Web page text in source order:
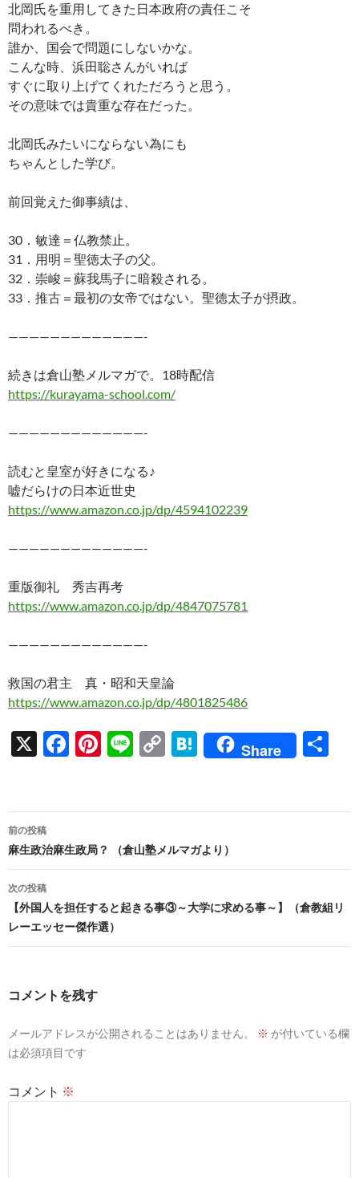
北岡氏を重用してきた日本政府の責任こそ
問われるべき。
誰か、国会で問題にしないかな。
こんな時、浜田聡さんがいれば
すぐに取り上げてくれただろうと思う。
その意味では貴重な存在だった。
北岡氏みたいにならない為にも
ちゃんとした学び。
前回覚えた御事績は、
30．敏達＝仏教禁止。
31．用明＝聖徳太子の父。
32．崇峻＝蘇我馬子に暗殺される。
33．推古＝最初の女帝ではない。聖徳太子が摂政。
—————————————-
続きは倉山塾メルマガで。18時配信
https://kurayama-school.com/
—————————————-
読むと皇室が好きになる♪
嘘だらけの日本近世史
https://www.amazon.co.jp/dp/4594102239
—————————————-
重版御礼 秀吉再考
https://www.amazon.co.jp/dp/4847075781
—————————————-
救国の君主 真・昭和天皇論
https://www.amazon.co.jp/dp/4801825486
X
F
b
o
o
k
Pi
es
t
Li
C
y
Li
n
k
H
n
a
Share
投
稿
ナ
ビ
ゲ
シ
ン
前の投稿
麻生政治麻生政局？ （倉山塾メルマガより）
次の投稿
【外国人を担任すると起きる事③～大学に求める事～】（倉教組リ
レーエッセー傑作選）
コメントを残す
メールアドレスが公開されることはありません。 ※ が付いている欄
は必須項目です
コメント ※